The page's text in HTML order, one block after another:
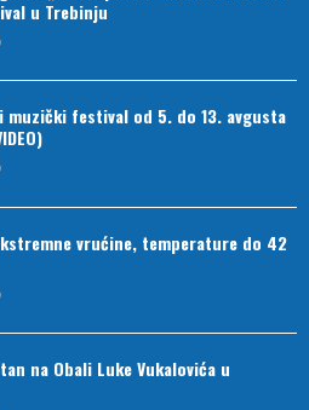
u Trebinju
muzički festival od 5. do 13. avgusta
vrućine, temperature do 42
na Obali Luke Vukalovića u